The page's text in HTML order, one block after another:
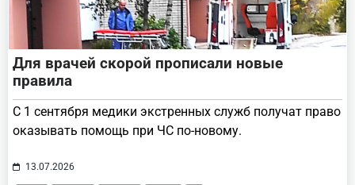
Для врачей скорой прописали новые
правила
С 1 сентября медики экстренных служб получат право
оказывать помощь при ЧС по-новому.
13.07.2026